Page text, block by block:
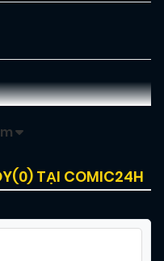
0) TẠI COMIC24H